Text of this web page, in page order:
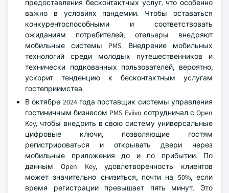
предоставления бесконтактных услуг, что особенно
важно в условиях пандемии. Чтобы оставаться
конкурентоспособными и соответствовать
ожиданиям потребителей, отельеры внедряют
мобильные системы PMS. Внедрение мобильных
технологий среди молодых путешественников и
технически подкованных пользователей, вероятно,
ускорит тенденцию к бесконтактным услугам
гостеприимства.
В октябре 2024 года поставщик системы управления
гостиничным бизнесом PMS Eviivo сотрудничал с Open
Key, чтобы внедрить в свою систему универсальные
цифровые ключи, позволяющие гостям
регистрироваться и открывать двери через
мобильные приложения до и по прибытии. По
данным Open Key, удовлетворенность клиентов
может значительно снизиться, почти на 50%, если
время регистрации превышает пять минут. Это